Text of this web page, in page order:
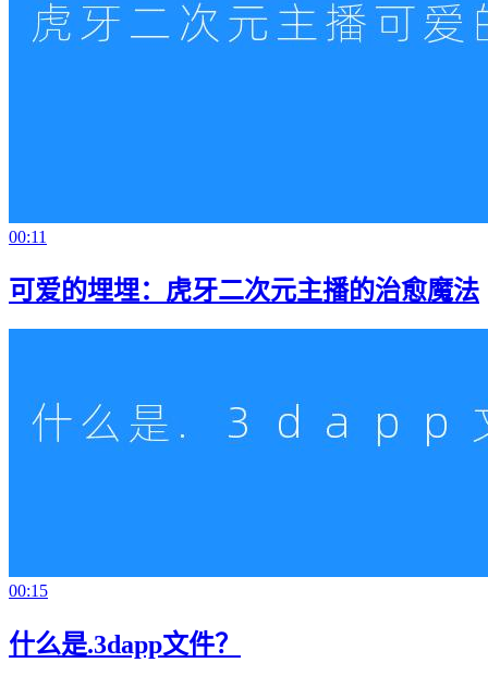
00:11
可爱的埋埋：虎牙二次元主播的治愈魔法
00:15
什么是.3dapp文件？